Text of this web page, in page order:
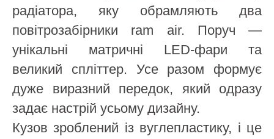
радіатора, яку обрамляють два
повітрозабірники ram air. Поруч —
унікальні матричні LED-фари та
великий спліттер. Усе разом формує
дуже виразний передок, який одразу
задає настрій усьому дизайну.
Кузов зроблений із вуглепластику, і це